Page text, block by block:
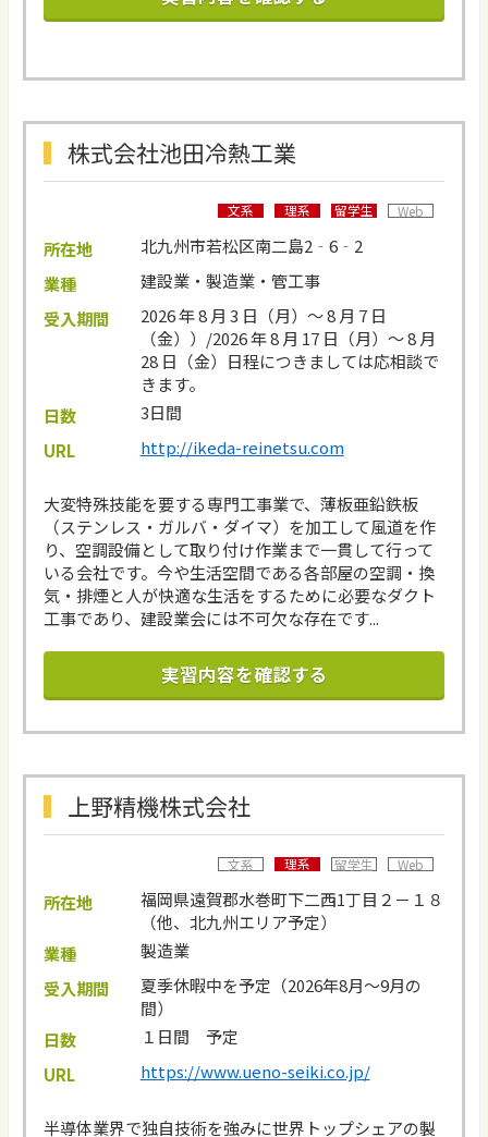
株式会社池田冷熱工業
文系 理系 留学生 Web
所在地
北九州市若松区南二島2‐6‐2
業種
建設業・製造業・管工事
受入期間
2026 年 8 月 3 日（月）～ 8 月 7 日
（金））/2026 年 8 月 17 日（月）～ 8 月
28 日（金）日程につきましては応相談で
きます。
日数
3日間
URL
http://ikeda-reinetsu.com
大変特殊技能を要する専門工事業で、薄板亜鉛鉄板
（ステンレス・ガルバ・ダイマ）を加工して風道を作
り、空調設備として取り付け作業まで一貫して行って
いる会社です。今や生活空間である各部屋の空調・換
気・排煙と人が快適な生活をするために必要なダクト
工事であり、建設業会には不可欠な存在です...
実習内容を確認する
上野精機株式会社
文系 理系 留学生 Web
所在地
福岡県遠賀郡水巻町下二西1丁目２－１８
（他、北九州エリア予定）
業種
製造業
受入期間
夏季休暇中を予定（2026年8月～9月の
間）
日数
１日間 予定
URL
https://www.ueno-seiki.co.jp/
半導体業界で独自技術を強みに世界トップシェアの製